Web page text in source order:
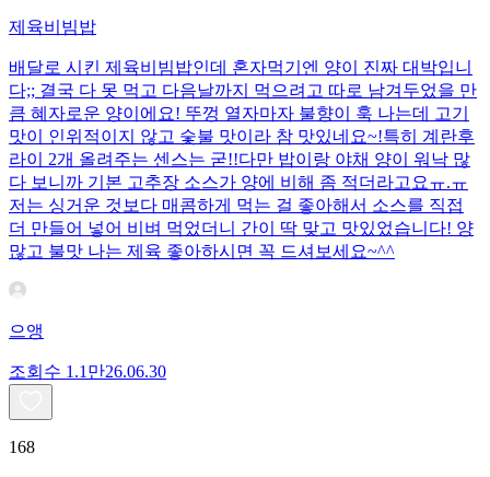
제육비빔밥
배달로 시킨 제육비빔밥인데 혼자먹기엔 양이 진짜 대박입니
다;; 결국 다 못 먹고 다음날까지 먹으려고 따로 남겨두었을 만
큼 혜자로운 양이에요! 뚜껑 열자마자 불향이 훅 나는데 고기
맛이 인위적이지 않고 숯불 맛이라 참 맛있네요~!특히 계란후
라이 2개 올려주는 센스는 굳!! ​다만 밥이랑 야채 양이 워낙 많
다 보니까 기본 고추장 소스가 양에 비해 좀 적더라고요ㅠ.ㅠ
저는 싱거운 것보다 매콤하게 먹는 걸 좋아해서 소스를 직접
더 만들어 넣어 비벼 먹었더니 간이 딱 맞고 맛있었습니다! 양
많고 불맛 나는 제육 좋아하시면 꼭 드셔보세요~^^
으앵
조회수 1.1만26.06.30
168